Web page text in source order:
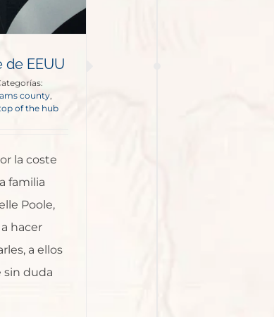
EEUU
county
of the hub
la coste
familia
Poole,
hacer
a ellos
sin duda